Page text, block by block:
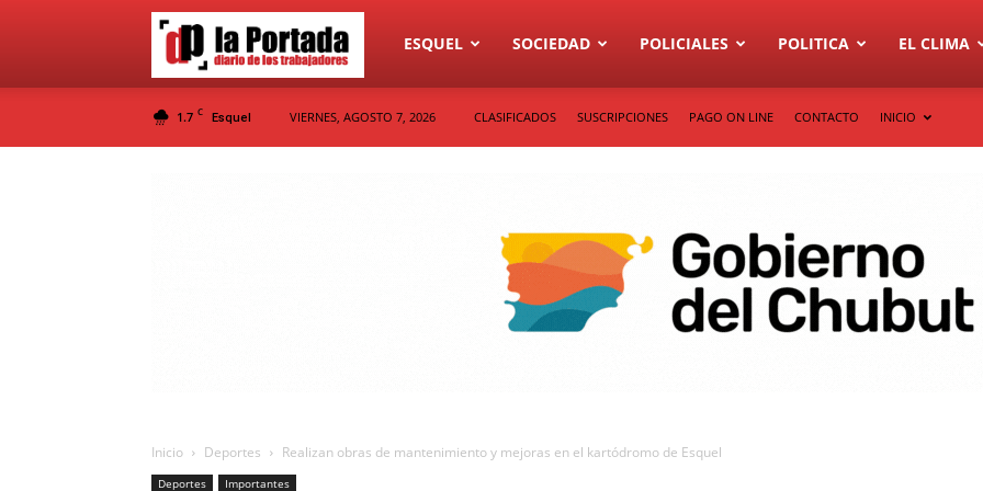
Diario
La
ESQUEL SOCIEDAD POLICIALES POLITICA EL CLIMA
1.7 C Esquel VIERNES, AGOSTO 7, 2026 CLASIFICADOS SUSCRIPCIONES PAGO ON LINE CONTACTO INICIO
Inicio Deportes Realizan obras de mantenimiento y mejoras en el kartódromo de Esquel
Deportes Importantes